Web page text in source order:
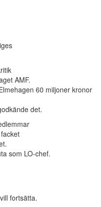
AMF.
60 miljoner kronor
det.
som LO-chef.
fortsätta.